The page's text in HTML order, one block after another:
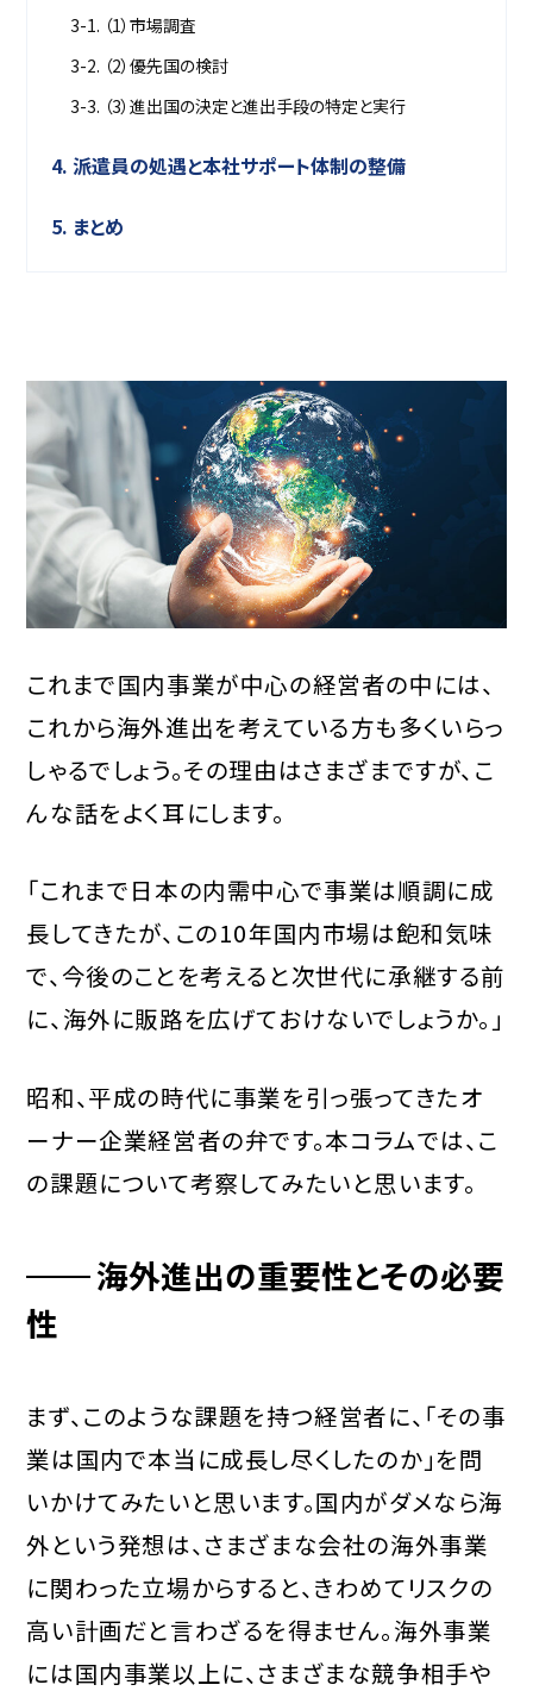
3-1. （1）市場調査
3-2. （2）優先国の検討
3-3. （3）進出国の決定と進出手段の特定と実行
4. 派遣員の処遇と本社サポート体制の整備
5. まとめ
これまで国内事業が中心の経営者の中には、
これから海外進出を考えている方も多くいらっ
しゃるでしょう。その理由はさまざまですが、こ
んな話をよく耳にします。
「これまで日本の内需中心で事業は順調に成
長してきたが、この10年国内市場は飽和気味
で、今後のことを考えると次世代に承継する前
に、海外に販路を広げておけないでしょうか。」
昭和、平成の時代に事業を引っ張ってきたオ
ーナー企業経営者の弁です。本コラムでは、こ
の課題について考察してみたいと思います。
海外進出の重要性とその必要
性
まず、このような課題を持つ経営者に、「その事
業は国内で本当に成長し尽くしたのか」を問
いかけてみたいと思います。国内がダメなら海
外という発想は、さまざまな会社の海外事業
に関わった立場からすると、きわめてリスクの
高い計画だと言わざるを得ません。海外事業
には国内事業以上に、さまざまな競争相手や